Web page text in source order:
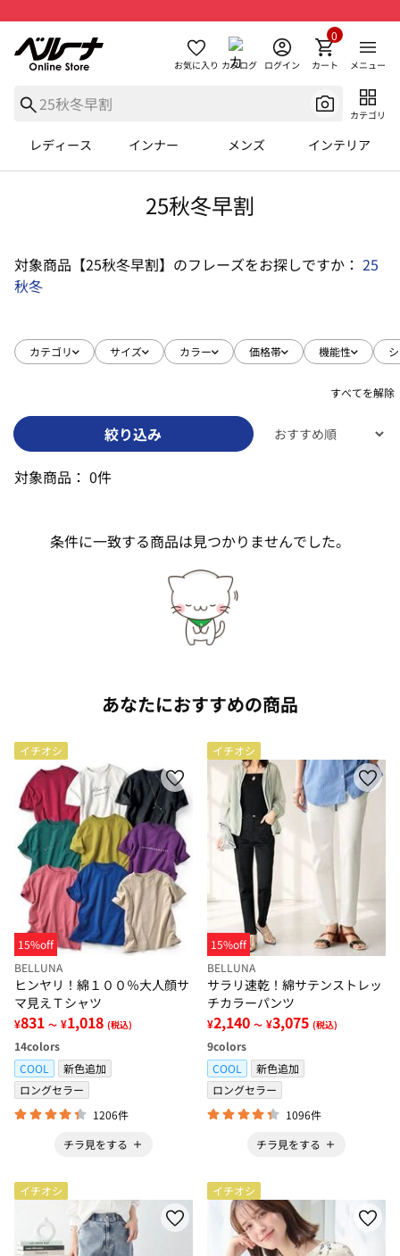
お気に入り カタログ ログイン カート
0
メニュー
カテゴリ
レディース インナー メンズ インテリア
25秋冬早割
対象商品【25秋冬早割】のフレーズをお探しですか： 25
秋冬
カテゴリ サイズ カラー 価格帯 機能性
すべてを解除
絞り込み
対象商品： 0件
条件に一致する商品は見つかりませんでした。
あなたにおすすめの商品
イチオシ
15%off
BELLUNA
ヒンヤリ！綿１００％大人顔サ
マ見えＴシャツ
¥831 ～ ¥1,018 (税込)
14colors
COOL
新色追加
ロングセラー
1206件
チラ見をする
イチオシ
15%off
BELLUNA
サラリ速乾！綿サテンストレッ
チカラーパンツ
¥2,140 ～ ¥3,075 (税込)
9colors
COOL
新色追加
ロングセラー
1096件
チラ見をする
イチオシ イチオシ